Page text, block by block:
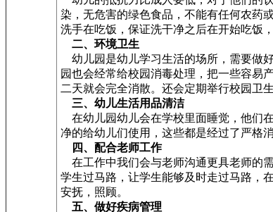
染，无危害的绿色食品，不能有任何农药
洗手在吃饭，保证洗干净之后在开始吃饭
二、环境卫生
幼儿园是幼儿学习生活的场所，需要做
园也会经常给校园消毒处理，把一些容易
二天就会完全消散。还会定期举行校园卫
三、幼儿生活用品清洁
在幼儿园幼儿会在学校里面睡觉，他们
净的给幼儿们使用，这些都是经过了严格消
四、配合老师工作
在工作中我们会与老师沟通更具老师的
学生过马路，让学生能够及时走过马路，
安抚，照顾。
五、做好疾病管理